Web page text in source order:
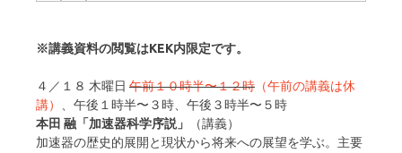
※講義資料の閲覧はKEK内限定です。
４／１８ 木曜日 午前１０時半〜１２時 （午前の講義は休
講）
、午後１時半〜３時、午後３時半〜５時
本田 融「加速器科学序説」
（講義）
加速器の歴史的展開と現状から将来への展望を学ぶ。主要